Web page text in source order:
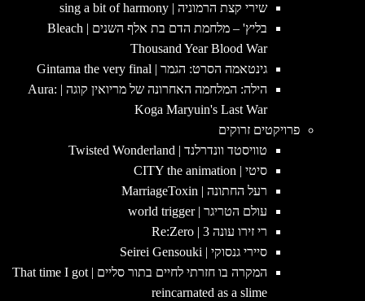
שירי קצת הרמוניה | sing a bit of harmony
בליץ' – מלחמת הדם בת אלף השנים | Bleach
Thousand Year Blood War
גינטאמה הסרט: הגמר | Gintama the very final
הילה: המלחמה האחרונה של מריואין קוגה | Aura:
Koga Maryuin's Last War
פרויקטים זרוקים
טוויסטד וונדרלנד | Twisted Wonderland
סיטי | CITY the animation
רעל החתונה | MarriageToxin
עולם הטריגר | world trigger
רי זירו עונה 3 | Re:Zero
סיירי גנסוקי | Seirei Gensouki
המקרה בו חזרתי לחיים בתור סליים | That time I got
reincarnated as a slime